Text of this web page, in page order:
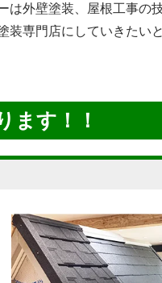
外壁塗装、屋根工事の
専門店にしていきたい
ます！！